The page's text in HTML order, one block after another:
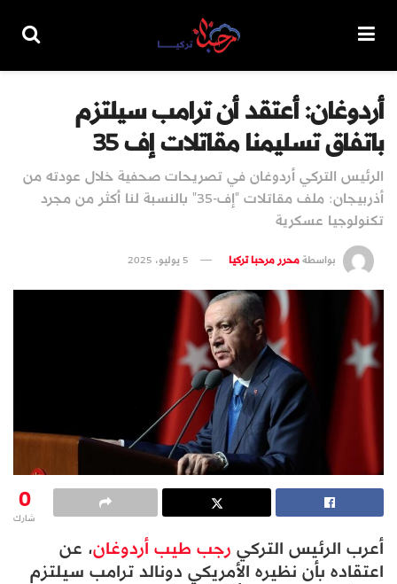
أردوغان: أعتقد أن ترامب سيلتزم
باتفاق تسليمنا مقاتلات إف 35
الرئيس التركي أردوغان في تصريحات صحفية خلال عودته من
أذربيجان: ملف مقاتلات "إف-35" بالنسبة لنا أكثر من مجرد
تكنولوجيا عسكرية
بواسطةمحرر مرحبا تركيا 5 يوليو، 2025
0
شارك
أعرب الرئيس التركيرجب طيب أردوغان، عن
اعتقاده بأن نظيره الأمريكي دونالد ترامب سيلتزم